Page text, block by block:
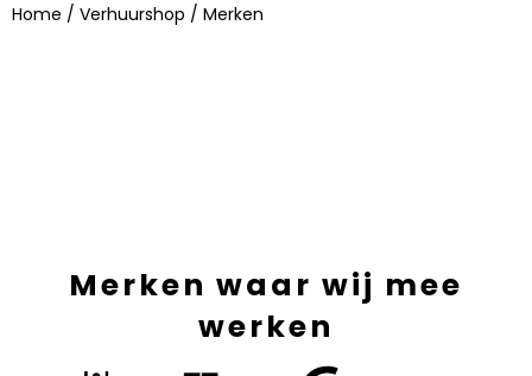
Home / Verhuurshop / Merken
Merken waar wij mee
werken